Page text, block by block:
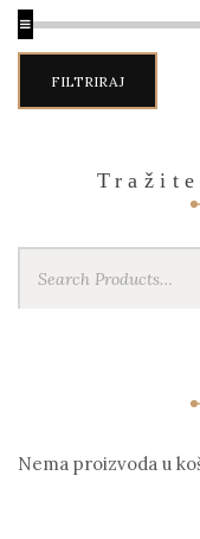
Min
cijena
Maks
cijenaFILTRIRAJ
Tražite
Nema proizvoda u